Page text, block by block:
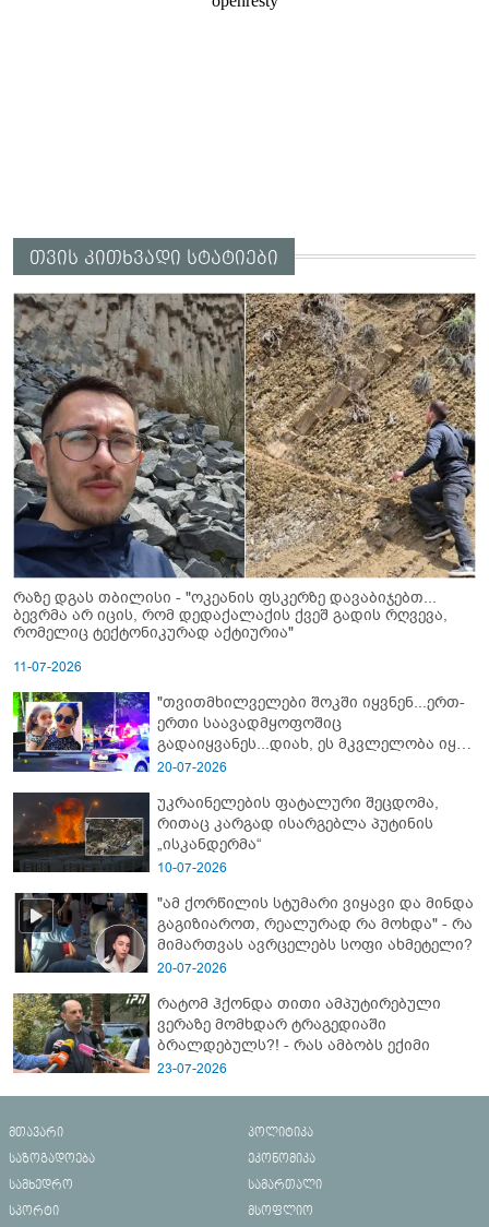
თვის კითხვადი სტატიები
რაზე დგას თბილისი - "ოკეანის ფსკერზე დავაბიჯებთ...
ბევრმა არ იცის, რომ დედაქალაქის ქვეშ გადის რღვევა,
რომელიც ტექტონიკურად აქტიურია"
11-07-2026
"თვითმხილველები შოკში იყვნენ...ერთ-
ერთი საავადმყოფოშიც
გადაიყვანეს...დიახ, ეს მკვლელობა იყო"
- გორში დატრიალებული ტრაგედიის
20-07-2026
უკრაინელების ფატალური შეცდომა,
რითაც კარგად ისარგებლა პუტინის
„ისკანდერმა“
10-07-2026
"ამ ქორწილის სტუმარი ვიყავი და მინდა
გაგიზიაროთ, რეალურად რა მოხდა" - რა
მიმართვას ავრცელებს სოფი ახმეტელი?
20-07-2026
რატომ ჰქონდა თითი ამპუტირებული
ვერაზე მომხდარ ტრაგედიაში
ბრალდებულს?! - რას ამბობს ექიმი
23-07-2026
მთავარი
პოლიტიკა
საზოგადოება
ეკონომიკა
სამხედრო
სამართალი
სპორტი
მსოფლიო